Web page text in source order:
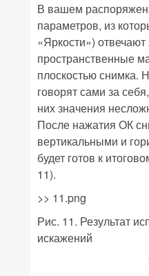
В вашем
параметров, из
«Яркости»)
пространственные
плоскостью снимка.
говорят сами за
них значения
После нажатия ОК
вертикальными и
будет готов к
11).
>> 11.png
Рис. 11. Результат
искажений